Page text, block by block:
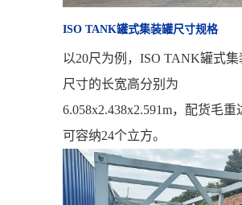
ISO TANK罐式集装罐尺寸规格
以20尺为例，ISO TANK罐式
尺寸的长宽高分别为
6.058x2.438x2.591m，配货毛重
可容纳24个立方。